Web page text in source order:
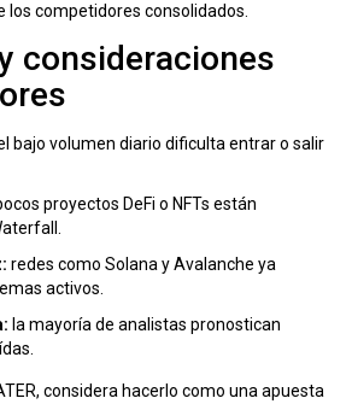
los competidores consolidados.
consideraciones
bajo volumen diario dificulta entrar o salir
proyectos DeFi o NFTs están
redes como Solana y Avalanche ya
activos.
la mayoría de analistas pronostican
considera hacerlo como una apuesta